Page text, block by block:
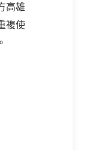
高雄
複使